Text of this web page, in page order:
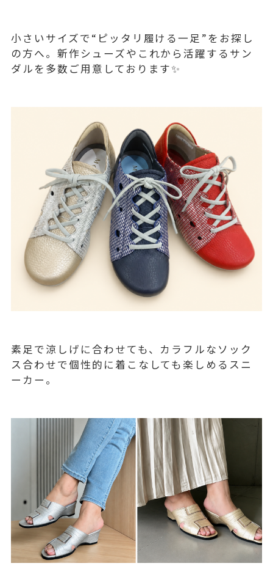
小さいサイズで“ピッタリ履ける一足”をお探し
の方へ。新作シューズやこれから活躍するサン
ダルを多数ご用意しております✨
素足で涼しげに合わせても、カラフルなソック
ス合わせで個性的に着こなしても楽しめるスニ
ーカー。